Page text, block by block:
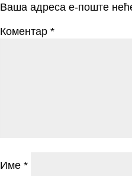
Ваша адреса е-поште
Коментар*
Име*